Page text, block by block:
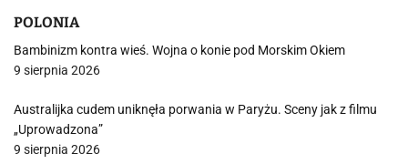
POLONIA
Bambinizm kontra wieś. Wojna o konie pod Morskim Okiem
9 sierpnia 2026
Australijka cudem uniknęła porwania w Paryżu. Sceny jak z filmu
„Uprowadzona”
9 sierpnia 2026